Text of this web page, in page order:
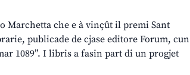
Marchetta che e à vinçût il premi Sant
publicade de cjase editore Forum, cun
1089”. I libris a fasin part di un progjet